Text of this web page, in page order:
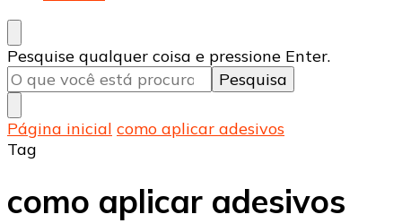
Procurando
algo?
Pesquise qualquer coisa e pressione Enter.
Página inicial como aplicar adesivos
Tag
como aplicar adesivos